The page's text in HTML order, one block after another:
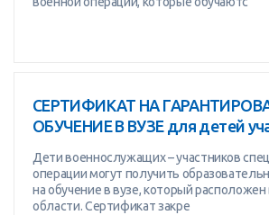
СЕРТИФИКАТ НА
ОБУЧЕНИЕ В ВУЗЕ для детей
Дети военнослужащих – участников
операции могут получить
на обучение в вузе, который расположен
области. Сертификат закре